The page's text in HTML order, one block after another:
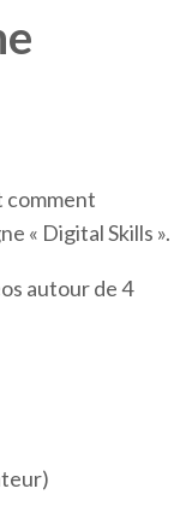
comment
« Digital Skills ».
autour de 4